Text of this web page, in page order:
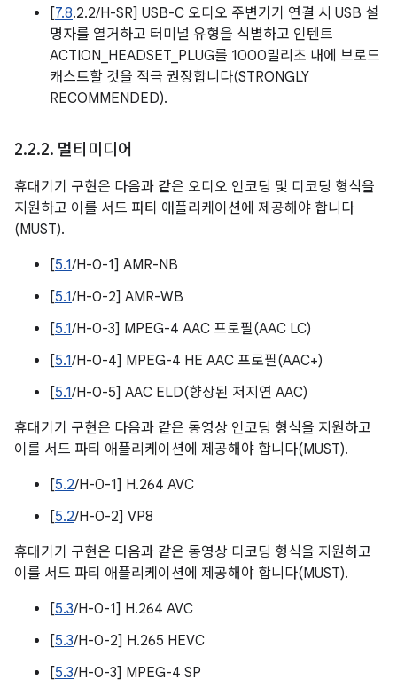
[7.8.2.2/H-SR] USB-C 오디오 주변기기 연결 시 USB 설
명자를 열거하고 터미널 유형을 식별하고 인텐트
ACTION_HEADSET_PLUG를 1000밀리초 내에 브로드
캐스트할 것을 적극 권장합니다(STRONGLY
RECOMMENDED).
2.2.2. 멀티미디어
휴대기기 구현은 다음과 같은 오디오 인코딩 및 디코딩 형식을
지원하고 이를 서드 파티 애플리케이션에 제공해야 합니다
(MUST).
[5.1/H-0-1] AMR-NB
[5.1/H-0-2] AMR-WB
[5.1/H-0-3] MPEG-4 AAC 프로필(AAC LC)
[5.1/H-0-4] MPEG-4 HE AAC 프로필(AAC+)
[5.1/H-0-5] AAC ELD(향상된 저지연 AAC)
휴대기기 구현은 다음과 같은 동영상 인코딩 형식을 지원하고
이를 서드 파티 애플리케이션에 제공해야 합니다(MUST).
[5.2/H-0-1] H.264 AVC
[5.2/H-0-2] VP8
휴대기기 구현은 다음과 같은 동영상 디코딩 형식을 지원하고
이를 서드 파티 애플리케이션에 제공해야 합니다(MUST).
[5.3/H-0-1] H.264 AVC
[5.3/H-0-2] H.265 HEVC
[5.3/H-0-3] MPEG-4 SP